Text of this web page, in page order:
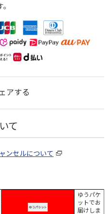
アする
て
ンセルについて
ゆうパケ
ットでお
届けしま